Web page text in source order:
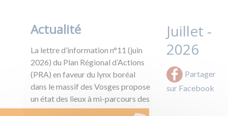
Actualité
La lettre d’information n°11 (juin
2026) du Plan Régional d’Actions
(PRA) en faveur du lynx boréal
dans le massif des Vosges propose
un état des lieux à mi-parcours des
Juillet -
2026
Partager
sur Facebook